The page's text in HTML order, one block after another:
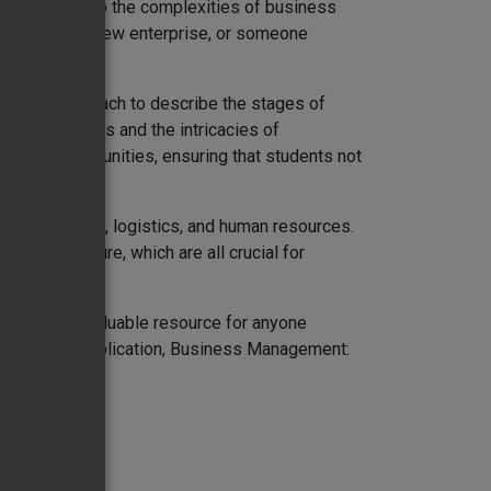
dive into the complexities of business
of a new enterprise, or someone
approach to describe the stages of
businesses and the intricacies of
opportunities, ensuring that students not
sales, logistics, and human resources.
bigger picture, which are all crucial for
book is a valuable resource for anyone
application, Business Management: